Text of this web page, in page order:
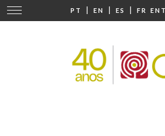
PT | EN | ES | FR
Mudar
navegação